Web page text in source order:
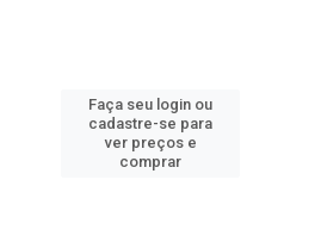
Faça seu login ou
cadastre-se para
ver preços e
comprar